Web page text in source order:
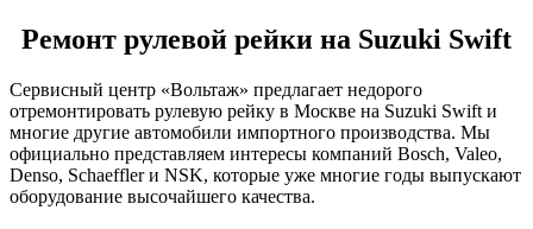
Ремонт рулевой рейки на Suzuki Swift
Сервисный центр «Вольтаж» предлагает недорого
отремонтировать рулевую рейку в Москве на Suzuki Swift и
многие другие автомобили импортного производства. Мы
официально представляем интересы компаний Bosch, Valeo,
Denso, Schaeffler и NSK, которые уже многие годы выпускают
оборудование высочайшего качества.